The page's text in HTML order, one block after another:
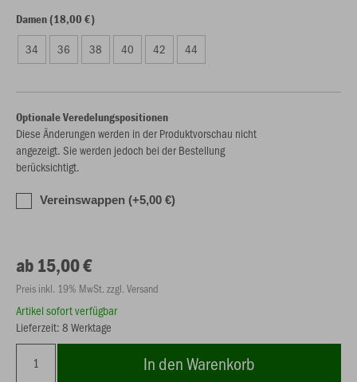
Damen (18,00 €)
34 36 38 40 42 44
Optionale Veredelungspositionen
Diese Änderungen werden in der Produktvorschau nicht
angezeigt. Sie werden jedoch bei der Bestellung
berücksichtigt.
Vereinswappen (+5,00 €)
ab 15,00 €
Preis inkl. 19% MwSt. zzgl. Versand
Artikel sofort verfügbar
Lieferzeit: 8 Werktage
In den Warenkorb